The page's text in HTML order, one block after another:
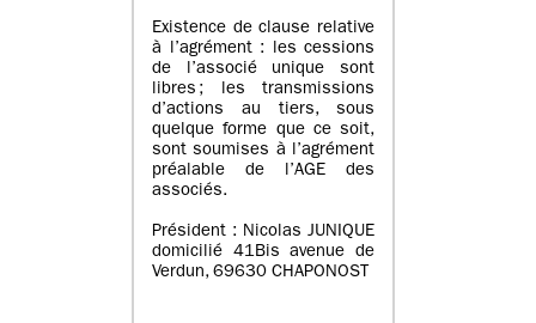
Existence de clause relative
à l’agrément : les cessions
de l’associé unique sont
libres ; les transmissions
d’actions au tiers, sous
quelque forme que ce soit,
sont soumises à l’agrément
préalable de l’AGE des
associés.
Président : Nicolas JUNIQUE
domicilié 41Bis avenue de
Verdun, 69630 CHAPONOST